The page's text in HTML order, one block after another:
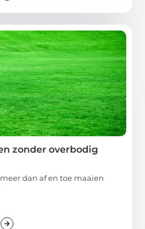
zonder overbodig
dan af en toe maaien